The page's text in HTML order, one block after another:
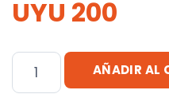
UYU 200
Cable
Tipo
AÑADIR AL